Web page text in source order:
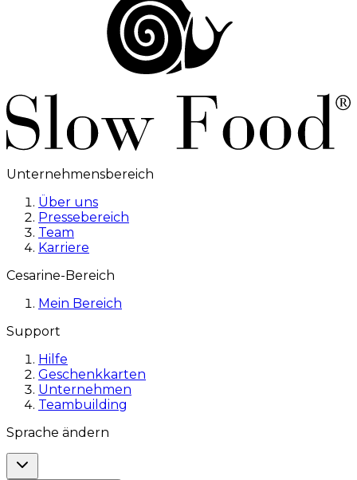
Unternehmensbereich
Über uns
Pressebereich
Team
Karriere
Cesarine-Bereich
Mein Bereich
Support
Hilfe
Geschenkkarten
Unternehmen
Teambuilding
Sprache ändern